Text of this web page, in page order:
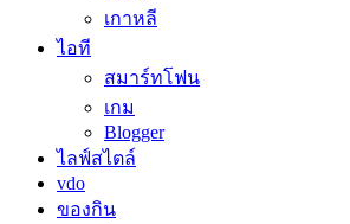
เกาหลี
ไอที
สมาร์ทโฟน
เกม
Blogger
ไลฟ์สไตล์
vdo
ของกิน